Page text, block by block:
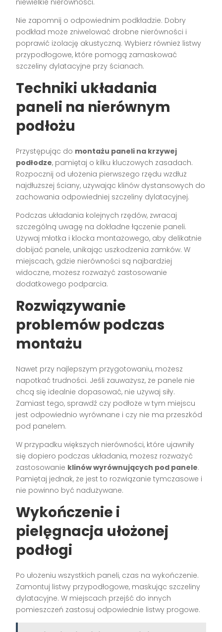
niewielkie nierówności.
Nie zapomnij o odpowiednim podkładzie. Dobry
podkład może zniwelować drobne nierówności i
poprawić izolację akustyczną. Wybierz również listwy
przypodłogowe, które pomogą zamaskować
szczeliny dylatacyjne przy ścianach.
Techniki układania
paneli na nierównym
podłożu
Przystępując do montażu paneli na krzywej
podłodze, pamiętaj o kilku kluczowych zasadach.
Rozpocznij od ułożenia pierwszego rzędu wzdłuż
najdłuższej ściany, używając klinów dystansowych do
zachowania odpowiedniej szczeliny dylatacyjnej.
Podczas układania kolejnych rzędów, zwracaj
szczególną uwagę na dokładne łączenie paneli.
Używaj młotka i klocka montażowego, aby delikatnie
dobijać panele, unikając uszkodzenia zamków. W
miejscach, gdzie nierówności są najbardziej
widoczne, możesz rozważyć zastosowanie
dodatkowego podparcia.
Rozwiązywanie
problemów podczas
montażu
Nawet przy najlepszym przygotowaniu, możesz
napotkać trudności. Jeśli zauważysz, że panele nie
chcą się idealnie dopasować, nie używaj siły.
Zamiast tego, sprawdź czy podłoże w tym miejscu
jest odpowiednio wyrównane i czy nie ma przeszkód
pod panelem.
W przypadku większych nierówności, które ujawniły
się dopiero podczas układania, możesz rozważyć
zastosowanie klinów wyrównujących pod panele.
Pamiętaj jednak, że jest to rozwiązanie tymczasowe i
nie powinno być nadużywane.
Wykończenie i
pielęgnacja ułożonej
podłogi
Po ułożeniu wszystkich paneli, czas na wykończenie.
Zamontuj listwy przypodłogowe, maskując szczeliny
dylatacyjne. W miejscach przejść do innych
pomieszczeń zastosuj odpowiednie listwy progowe.